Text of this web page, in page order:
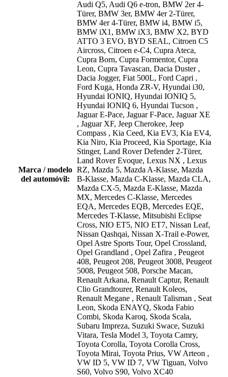
Marca / modelo
del automóvil:
Audi Q5, Audi Q6 e-tron, BMW 2er 4-
Türer, BMW 3er, BMW 4er 2-Türer,
BMW 4er 4-Türer, BMW i4, BMW i5,
BMW iX1 , BMW iX3, BMW X2, BYD
ATTO 3 EVO, BYD SEAL, Citroen C5
Aircross, Citroen e-C4, Cupra Ateca,
Cupra Born, Cupra Formentor, Cupra
Leon, Cupra Tavascan, Dacia Duster ,
Dacia Jogger, Fiat 500L, Ford Capri ,
Ford Kuga, Honda ZR-V, Hyundai i30,
Hyundai IONIQ, Hyundai IONIQ 5,
Hyundai IONIQ 6, Hyundai Tucson ,
Jaguar E-Pace, Jaguar F-Pace, Jaguar XE
, Jaguar XF, Jeep Cherokee, Jeep
Compass , Kia Ceed, Kia EV3, Kia EV4,
Kia Niro, Kia Proceed, Kia Sportage, Kia
Stinger, Land Rover Defender 2-Türer,
Land Rover Evoque, Lexus NX , Lexus
RZ, Mazda 5, Mazda A-Klasse, Mazda
B-Klasse, Mazda C-Klasse, Mazda CLA,
Mazda CX-5, Mazda E-Klasse, Mazda
MX, Mercedes C-Klasse, Mercedes
EQA, Mercedes EQB, Mercedes EQE,
Mercedes T-Klasse, Mitsubishi Eclipse
Cross, NIO ET5, NIO ET7, Nissan Leaf,
Nissan Qashqai, Nissan X-Trail e-Power,
Opel Astre Sports Tour, Opel Crossland,
Opel Grandland , Opel Zafira , Peugeot
408, Peugeot 208, Peugeot 3008, Peugeot
5008, Peugeot 508, Porsche Macan,
Renault Arkana, Renault Captur, Renault
Clio Grandtourer, Renault Koleos,
Renault Megane , Renault Talisman , Seat
Leon, Skoda ENAYQ, Skoda Fabio
Combi, Skoda Karoq, Skoda Scala,
Subaru Impreza, Suzuki Swace, Suzuki
Vitara, Tesla Model 3, Toyota Camry,
Toyota Corolla, Toyota Corolla Cross,
Toyota Mirai, Toyota Prius, VW Arteon ,
VW ID 5, VW ID 7, VW Tiguan, Volvo
S60, Volvo S90, Volvo XC40